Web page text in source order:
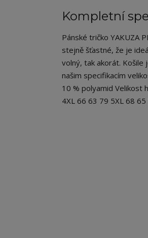
Kompletní
Pánské tričko YAKUZA
stejně šťastné, že je
volný, tak akorát. Košile
našim specifikacím
10 % polyamid Velikost
4XL 66 63 79 5XL 68